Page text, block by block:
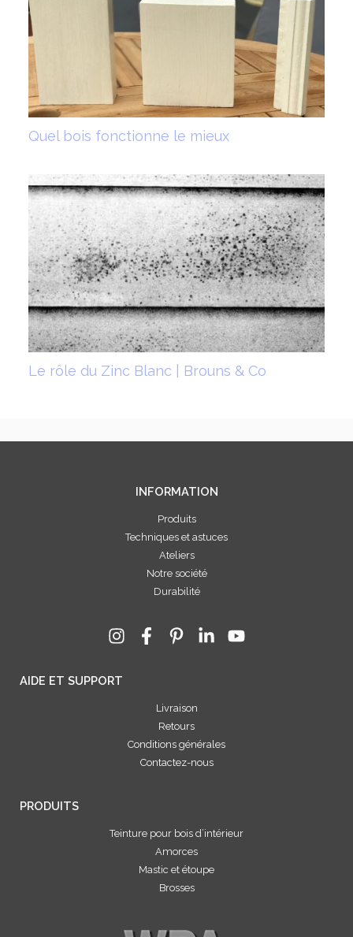
Quel bois fonctionne le mieux
Le rôle du Zinc Blanc | Brouns & Co
INFORMATION
Produits
Techniques et astuces
Ateliers
Notre société
Durabilité
AIDE ET SUPPORT
Livraison
Retours
Conditions générales
Contactez-nous
PRODUITS
Teinture pour bois d’intérieur
Amorces
Mastic et étoupe
Brosses